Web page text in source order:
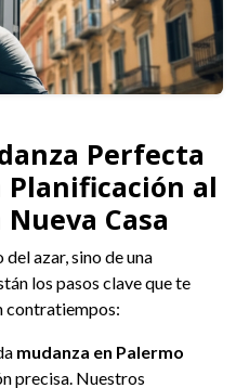
Perfecta
Planificación al
Casa
azar, sino de una
los pasos clave que te
contratiempos:
mudanza en Palermo
precisa. Nuestros